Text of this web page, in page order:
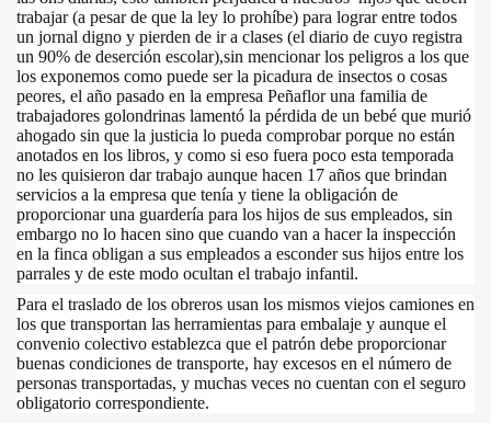
trabajar (a pesar de que la ley lo prohíbe) para lograr entre todos
un jornal digno y pierden de ir a clases (el diario de cuyo registra
un 90% de deserción escolar),sin mencionar los peligros a los que
los exponemos como puede ser la picadura de insectos o cosas
peores, el año pasado en la empresa Peñaflor una familia de
trabajadores golondrinas lamentó la pérdida de un bebé que murió
ahogado sin que la justicia lo pueda comprobar porque no están
anotados en los libros, y como si eso fuera poco esta temporada
no les quisieron dar trabajo aunque hacen 17 años que brindan
servicios a la empresa que tenía y tiene la obligación de
proporcionar una guardería para los hijos de sus empleados, sin
embargo no lo hacen sino que cuando van a hacer la inspección
en la finca obligan a sus empleados a esconder sus hijos entre los
parrales y de este modo ocultan el trabajo infantil.
Para el traslado de los obreros usan los mismos viejos camiones en
los que transportan las herramientas para embalaje y aunque el
convenio colectivo establezca que el patrón debe proporcionar
buenas condiciones de transporte, hay excesos en el número de
personas transportadas, y muchas veces no cuentan con el seguro
obligatorio correspondiente.